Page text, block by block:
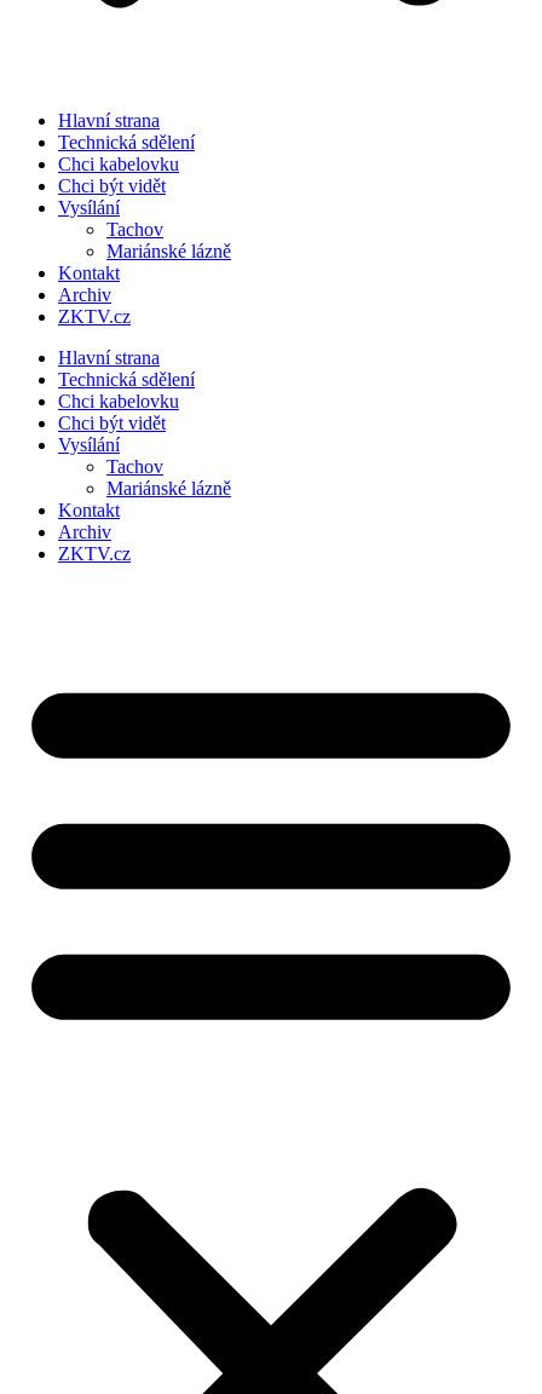
Hlavní strana
Technická sdělení
Chci kabelovku
Chci být vidět
Vysílání
Tachov
Mariánské lázně
Kontakt
Archiv
ZKTV.cz
Hlavní strana
Technická sdělení
Chci kabelovku
Chci být vidět
Vysílání
Tachov
Mariánské lázně
Kontakt
Archiv
ZKTV.cz